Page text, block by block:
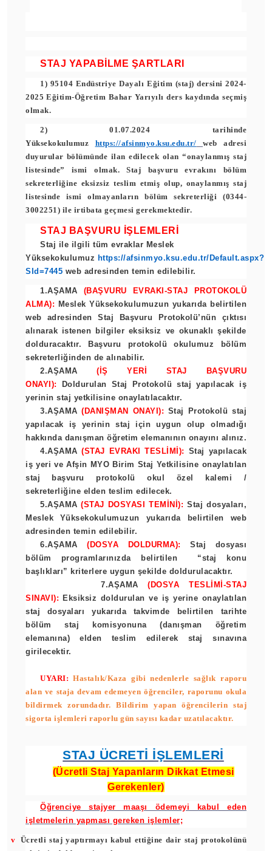
STAJ YAPABİLME ŞARTLARI
1) 95104 Endüstriye Dayalı Eğitim (staj) dersini 2024-
2025 Eğitim-Öğretim Bahar Yarıyılı ders kaydında seçmiş
olmak.
2) 01.07.2024 tarihinde
Yüksekokulumuz https://afsinmyo.ksu.edu.tr/
web adresi
duyurular bölümünde ilan edilecek olan “onaylanmış staj
listesinde” ismi olmak. Staj başvuru evrakını bölüm
sekreterliğine eksizsiz teslim etmiş olup, onaylanmış staj
listesinde ismi olmayanların bölüm sekreterliği (0344-
3002251) ile irtibata geçmesi gerekmektedir.
STAJ BAŞVURU İŞLEMLERİ
Staj ile ilgili tüm evraklar Meslek
Yüksekokulumuz https://afsinmyo.ksu.edu.tr/Default.aspx?
SId=7445 web adresinden temin edilebilir.
1.AŞAMA (BAŞVURU EVRAKI-STAJ PROTOKOLÜ
ALMA): Meslek Yüksekokulumuzun yukarıda belirtilen
web adresindenStaj Başvuru Protokolü’nün çıktısı
alınarak istenen bilgiler eksiksiz ve okunaklı şekilde
dolduracaktır. Başvuru protokolü okulumuz bölüm
sekreterliğinden de alınabilir.
2.AŞAMA(İŞ YERİ STAJ BAŞVURU
ONAYI):
Doldurulan Staj Protokolü staj yapılacak iş
yerinin staj yetkilisine onaylatılacaktır.
3.AŞAMA(DANIŞMAN ONAYI): Staj Protokolü staj
yapılacak iş yerinin staj için uygun olup olmadığı
hakkında danışman öğretim elemanının onayını alınız.
4.AŞAMA(STAJ EVRAKI TESLİMİ): Staj yapılacak
iş yeri ve Afşin MYO Birim Staj Yetkilisine onaylatılan
staj başvuru protokolü okul özel kalemi /
sekreterliğine elden teslim edilecek.
5.AŞAMA(STAJ DOSYASI TEMİNİ):Staj dosyaları,
Meslek Yüksekokulumuzun yukarıda belirtilen web
adresinden temin edilebilir.
6.AŞAMA (DOSYA DOLDURMA): Staj dosyası
bölüm programlarınızda belirtilen “staj konu
başlıkları” kriterlere uygun şekilde doldurulacaktır.
7.AŞAMA(DOSYA TESLİMİ-STAJ
SINAVI): Eksiksiz doldurulan ve iş yerine onaylatılan
staj dosyaları yukarıda takvimde belirtilen tarihte
bölüm staj komisyonuna (danışman öğretim
elemanına) elden teslim edilerek staj sınavına
girilecektir.
UYARI: Hastalık/Kaza gibi nedenlerle sağlık raporu
alan ve staja devam edemeyen öğrenciler, raporunu okula
bildirmek zorundadır. Bildirim yapan öğrencilerin staj
sigorta işlemleri raporlu gün sayısı kadar uzatılacaktır.
STAJ ÜCRETİ İŞLEMLERİ
(Ücretli Staj Yapanların Dikkat Etmesi
Gerekenler)
Öğrenciye stajyer maaşı ödemeyi kabul eden
işletmelerin yapması gereken işlemler;
v Ücretli staj yaptırmayı kabul ettiğine dair staj protokolünü